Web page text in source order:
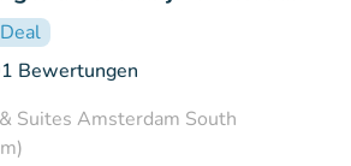
Bewertungen
Suites Amsterdam South